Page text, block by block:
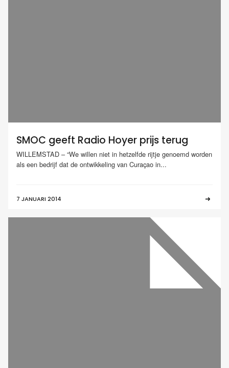
SMOC geeft Radio Hoyer prijs terug
WILLEMSTAD – “We willen niet in hetzelfde rijtje genoemd worden
als een bedrijf dat de ontwikkeling van Curaçao in...
7 JANUARI 2014